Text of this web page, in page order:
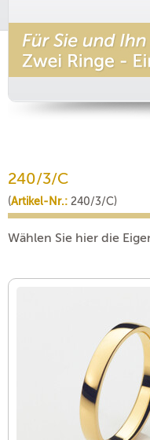
240/3/C
(Artikel-Nr.: 240/3/C)
Wählen Sie hier die